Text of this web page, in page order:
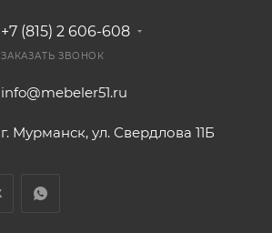
+7 (815) 2 606-608
ЗАКАЗАТЬ ЗВОНОК
info@mebeler51.ru
г. Мурманск, ул. Свердлова 11Б